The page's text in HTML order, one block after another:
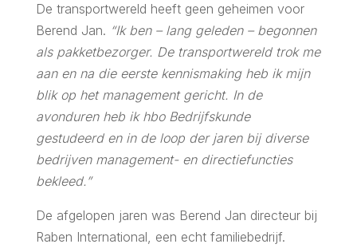
De transportwereld heeft geen geheimen voor
Berend Jan. “Ik ben – lang geleden – begonnen
als pakketbezorger. De transportwereld trok me
aan en na die eerste kennismaking heb ik mijn
blik op het management gericht. In de
avonduren heb ik hbo Bedrijfskunde
gestudeerd en in de loop der jaren bij diverse
bedrijven management- en directiefuncties
bekleed.”
De afgelopen jaren was Berend Jan directeur bij
Raben International, een echt familiebedrijf.